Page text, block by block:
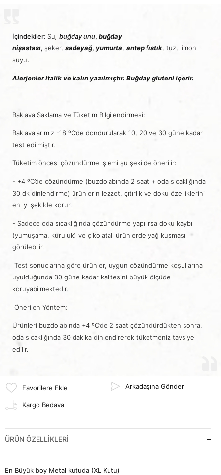
İçindekiler: Su, buğday unu, buğday
nişastası, şeker, sadeyağ, yumurta, antep fıstık, tuz, limon
suyu.
Alerjenler italik ve kalın yazılmıştır. Buğday gluteni içerir.
Baklava Saklama ve Tüketim Bilgilendirmesi:
Baklavalarımız -18 ºC’de dondurularak 10, 20 ve 30 güne kadar
test edilmiştir.
Tüketim öncesi çözündürme işlemi şu şekilde önerilir:
- +4 ºC’de çözündürme (buzdolabında 2 saat + oda sıcaklığında
30 dk dinlendirme) ürünlerin lezzet, çıtırlık ve doku özelliklerini
en iyi şekilde korur.
- Sadece oda sıcaklığında çözündürme yapılırsa doku kaybı
(yumuşama, kuruluk) ve çikolatalı ürünlerde yağ kusması
görülebilir.
Test sonuçlarına göre ürünler, uygun çözündürme koşullarına
uyulduğunda 30 güne kadar kalitesini büyük ölçüde
koruyabilmektedir.
Önerilen Yöntem:
Ürünleri buzdolabında +4 ºC’de 2 saat çözündürdükten sonra,
oda sıcaklığında 30 dakika dinlendirerek tüketmeniz tavsiye
edilir.
Favorilere Ekle
Kargo Bedava
Arkadaşına Gönder
ÜRÜN ÖZELLIKLERI
En Büyük boy Metal kutuda (XL Kutu)